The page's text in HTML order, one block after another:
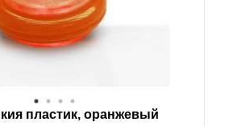
пластик, оранжевый